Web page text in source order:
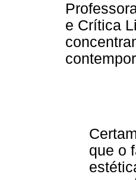
e Crítica
que o